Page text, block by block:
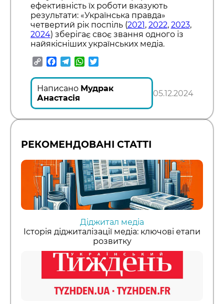
ефективність їх роботи вказують
результати: «Українська правда»
четвертий рік поспіль (2021 , 2022, 2023,
2024) зберігає своє звання одного із
найякісніших українських медіа.
CopyFacebook
TelegramWhatsApp
Написано Мудрак
Анастасія
05.12.2024
РЕКОМЕНДОВАНІ СТАТТІ
Діджитал медіа
Історія діджиталізації медіа: ключові етапи
розвитку